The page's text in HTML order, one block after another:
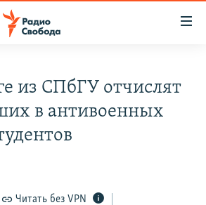
из СПбГУ отчислят
в антивоенных
Читать без VPN